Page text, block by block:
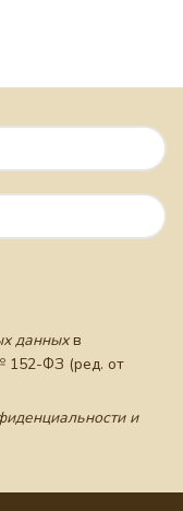
данныхв
152-ФЗ (ред. от
и